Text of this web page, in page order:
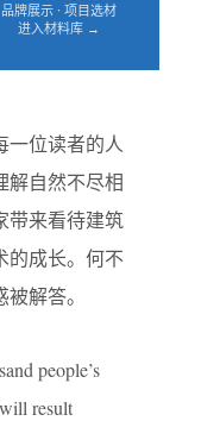
品牌展示 · 项目选材
进入材料库 →
一位读者的人
解自然不尽相
带来看待建筑
的成长。何不
解答。
people’s
result